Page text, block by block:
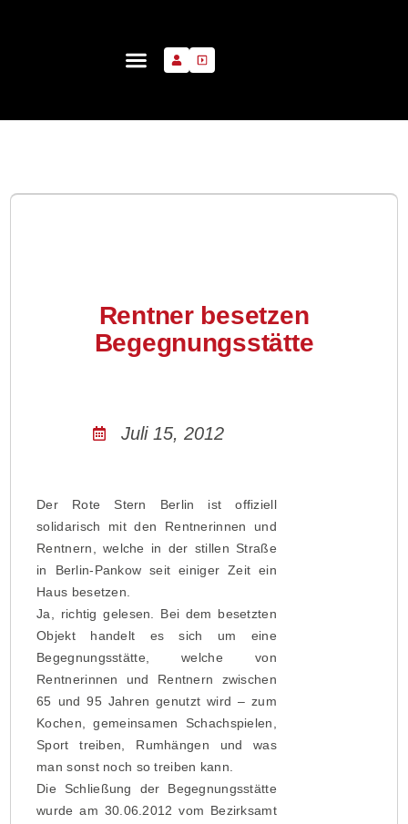
Rentner besetzen
Begegnungsstätte
Juli 15, 2012
Der Rote Stern Berlin ist offiziell
solidarisch mit den Rentnerinnen und
Rentnern, welche in der stillen Straße
in Berlin-Pankow seit einiger Zeit ein
Haus besetzen.
Ja, richtig gelesen. Bei dem besetzten
Objekt handelt es sich um eine
Begegnungsstätte, welche von
Rentnerinnen und Rentnern zwischen
65 und 95 Jahren genutzt wird – zum
Kochen, gemeinsamen Schachspielen,
Sport treiben, Rumhängen und was
man sonst noch so treiben kann.
Die Schließung der Begegnungsstätte
wurde am 30.06.2012 vom Bezirksamt